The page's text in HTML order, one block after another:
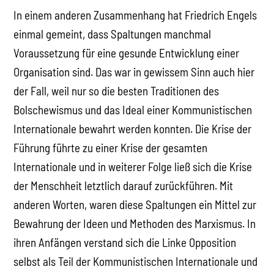
In einem anderen Zusammenhang hat Friedrich Engels
einmal gemeint, dass Spaltungen manchmal
Voraussetzung für eine gesunde Entwicklung einer
Organisation sind. Das war in gewissem Sinn auch hier
der Fall, weil nur so die besten Traditionen des
Bolschewismus und das Ideal einer Kommunistischen
Internationale bewahrt werden konnten. Die Krise der
Führung führte zu einer Krise der gesamten
Internationale und in weiterer Folge ließ sich die Krise
der Menschheit letztlich darauf zurückführen. Mit
anderen Worten, waren diese Spaltungen ein Mittel zur
Bewahrung der Ideen und Methoden des Marxismus. In
ihren Anfängen verstand sich die Linke Opposition
selbst als Teil der Kommunistischen Internationale und